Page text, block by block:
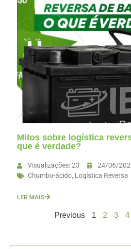
Mitos sobre logística
que é verdade?
Visualizações: 23
24/06/
Chumbo-ácido, Logística Reversa
LER MAIS
Previous 1 2 3 4